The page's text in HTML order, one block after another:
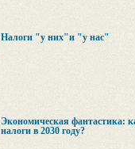
Налоги "у них"и "у нас"
Экономическая фантастика:
налоги в 2030 году?